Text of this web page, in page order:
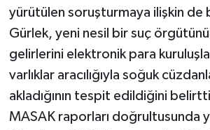
yürütülen soruşturmaya ilişkin de
Gürlek, yeni nesil bir suç
gelirlerini elektronik para
varlıklar aracılığıyla soğuk
akladığının tespit edildiğini
MASAK raporları doğrultusunda